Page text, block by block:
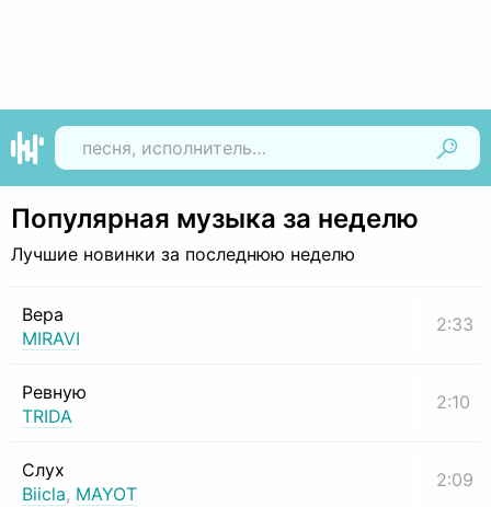
Популярная музыка за неделю
Лучшие новинки за последнюю неделю
Вера
MIRAVI
2:33
Ревную
TRIDA
2:10
Слух
Biicla, MAYOT
2:09